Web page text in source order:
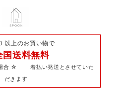
以上のお買い物で
国送料無料
☆ 着払い発送とさせていた
だきます